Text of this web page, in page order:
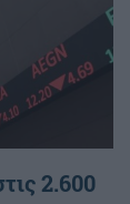
2.600